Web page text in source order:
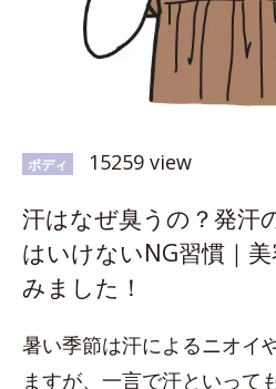
ボディ 15259 view
汗はなぜ臭うの？発汗
はいけないNG習慣｜
みました！
暑い季節は汗によるニオイ
ますが、一言で汗といって